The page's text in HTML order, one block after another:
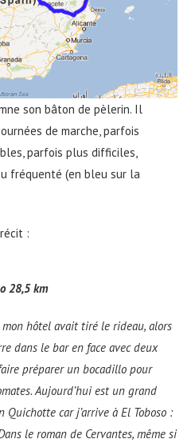
son bâton de pèlerin. Il
de marche, parfois
parfois plus difficiles,
fréquenté (en bleu sur la
:
28,5 km
hôtel avait tiré le rideau, alors
dans le bar en face avec deux
préparer un bocadillo pour
Aujourd’hui est un grand
car j’arrive à El Toboso :
le roman de Cervantes, même si